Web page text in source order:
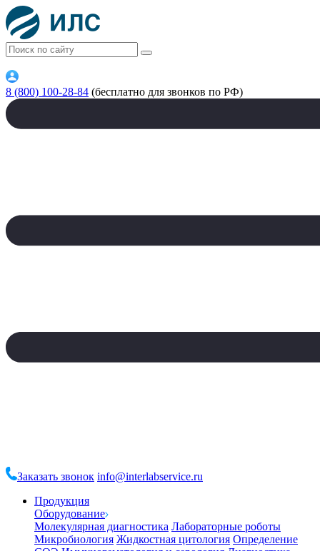
8 (800) 100-28-84 (бесплатно для звонков по РФ)
Заказать звонок info@interlabservice.ru
Продукция
Оборудование
Молекулярная диагностика Лабораторные роботы
Микробиология Жидкостная цитология Определение